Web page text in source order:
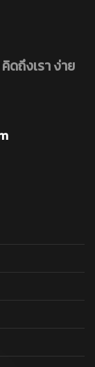
ดถึงเรา ง่าย